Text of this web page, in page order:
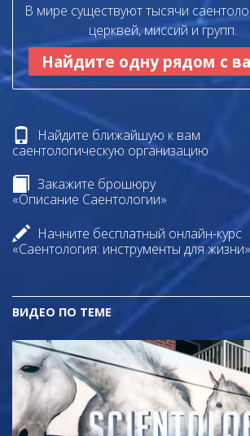
В мире существуют тысячи
церквей, миссий и групп.
Найдите одну рядом с
Найдите ближайшую к вам
саентологическую организацию
Закажите брошюру
«Описание Саентологии»
Начните бесплатный онлайн-курс
«Саентология: инструменты для жизни»
ВИДЕО ПО ТЕМЕ